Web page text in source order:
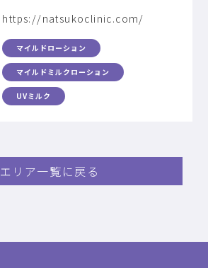
https://natsukoclinic.com/
マイルドローション
マイルドミルクローション
UVミルク
エリア一覧に戻る